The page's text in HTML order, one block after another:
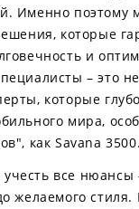
Именно поэтому
которые
и
– это
которые
мира,
как Savana 3500.
все нюансы
желаемого